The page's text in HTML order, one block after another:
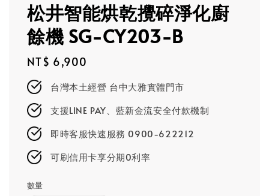
松井智能烘乾攪碎淨化廚
餘機 SG-CY203-B
Regular
price
NT$ 6,900
台灣本土經營 台中大雅實體門市
支援LINE PAY、藍新金流安全付款機制
即時客服快速服務 0900-622212
可刷信用卡享分期0利率
數量